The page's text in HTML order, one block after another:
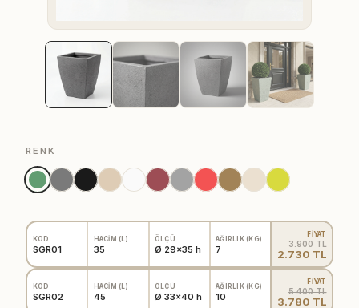
KOD
SGR01
HACİM (L)
35
ÖLÇÜ
Ø 29x35 h
AĞIRLIK (KG)
7
FİYAT
3.900 TL
2.730 TL
KOD
SGR02
HACİM (L)
45
ÖLÇÜ
Ø 33x40 h
AĞIRLIK (KG)
10
FİYAT
5.400 TL
3.780 TL
RENK